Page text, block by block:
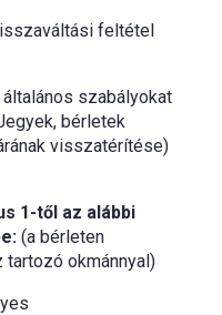
feltétel
szabályokat
bérletek
visszatérítése)
1-től az alábbi
(a bérleten
okmánnyal)